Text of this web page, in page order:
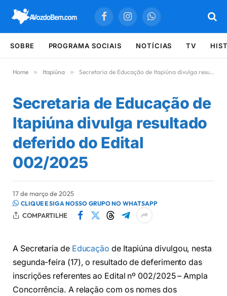
FacebookInstagramWhatsApp
SOBRE PROGRAMA SOCIAIS NOTÍCIAS TV
Home » Itapiúna » Secretaria de Educação de Itapiúna divulga resultado deferido do Edital 002/2025
Secretaria de Educação de
Itapiúna divulga resultado
deferido do Edital
002/2025
17 de março de 2025
CLIQUE E SIGA NOSSO GRUPO NO WHATSAPP
COMPARTILHE
A Secretaria de Educação de Itapiúna divulgou, nesta
segunda-feira (17), o resultado de deferimento das
inscrições referentes ao Edital nº 002/2025 – Ampla
Concorrência. A relação com os nomes dos